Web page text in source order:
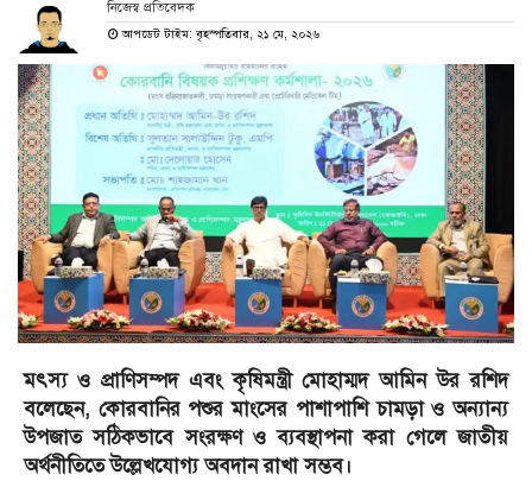
নিজেস্ব প্রতিবেদক
আপডেট টাইম: বৃহস্পতিবার, ২১ মে, ২০২৬
মৎস্য ও প্রাণিসম্পদ এবং কৃষিমন্ত্রী মোহাম্মদ আমিন উর রশিদ
বলেছেন, কোরবানির পশুর মাংসের পাশাপাশি চামড়া ও অন্যান্য
উপজাত সঠিকভাবে সংরক্ষণ ও ব্যবস্থাপনা করা গেলে জাতীয়
অর্থনীতিতে উল্লেখযোগ্য অবদান রাখা সম্ভব।